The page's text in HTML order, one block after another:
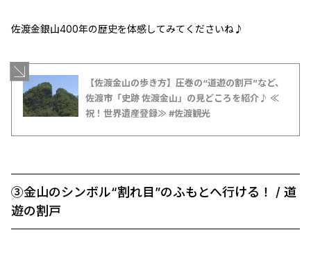
佐渡金銀山400年の歴史を体感してみてくださいね♪
【佐渡金山の歩き方】圧巻の“道遊の割戸”など、
佐渡市「史跡 佐渡金山」の見どころを紹介♪ ≪
祝！世界遺産登録≫ #佐渡観光
③金山のシンボル“割れ目”のふもとへ行ける！ / 道
遊の割戸